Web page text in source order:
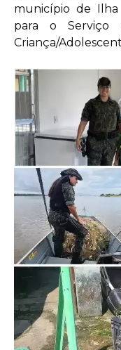
município de
para o Serviço
Criança/